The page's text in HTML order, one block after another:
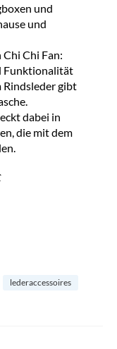
und
und
Chi Fan:
Funktionalität
Rindsleder gibt
dabei in
die mit dem
lederaccessoires